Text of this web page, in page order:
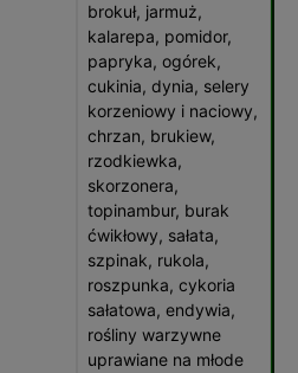
brokuł, jarmuż,
kalarepa, pomidor,
papryka, ogórek,
cukinia, dynia, selery
korzeniowy i naciowy,
chrzan, brukiew,
rzodkiewka,
skorzonera,
topinambur, burak
ćwikłowy, sałata,
szpinak, rukola,
roszpunka, cykoria
sałatowa, endywia,
rośliny warzywne
uprawiane na młode